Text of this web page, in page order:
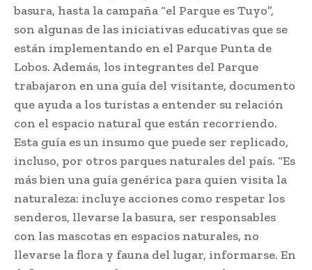
basura, hasta la campaña “el Parque es Tuyo”,
son algunas de las iniciativas educativas que se
están implementando en el Parque Punta de
Lobos. Además, los integrantes del Parque
trabajaron en una guía del visitante, documento
que ayuda a los turistas a entender su relación
con el espacio natural que están recorriendo.
Esta guía es un insumo que puede ser replicado,
incluso, por otros parques naturales del país. “Es
más bien una guía genérica para quien visita la
naturaleza: incluye acciones como respetar los
senderos, llevarse la basura, ser responsables
con las mascotas en espacios naturales, no
llevarse la flora y fauna del lugar, informarse. En